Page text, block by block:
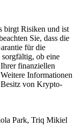
birgt Risiken und ist
Sie, dass die
für die
ob eine
finanziellen
Informationen
von Krypto-
Park, Triq Mikiel